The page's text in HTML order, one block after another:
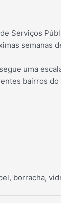
Serviços
semanas
uma
bairros
borracha,